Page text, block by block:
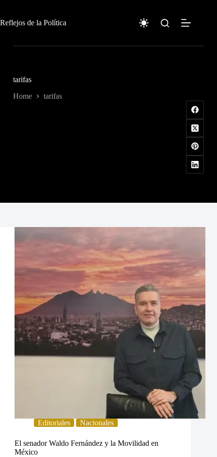
content
Reflejos de la Política
tarifas
Home tarifas
Editoriales Nacionales
El senador Waldo Fernández y la Movilidad en
México